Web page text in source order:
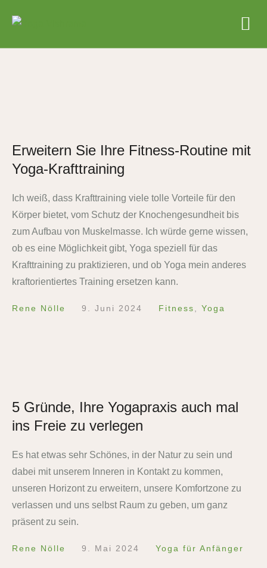
Erweitern Sie Ihre Fitness-Routine mit
Yoga-Krafttraining
Ich weiß, dass Krafttraining viele tolle Vorteile für den
Körper bietet, vom Schutz der Knochengesundheit bis
zum Aufbau von Muskelmasse. Ich würde gerne wissen,
ob es eine Möglichkeit gibt, Yoga speziell für das
Krafttraining zu praktizieren, und ob Yoga mein anderes
kraftorientiertes Training ersetzen kann.
Rene Nölle 9. Juni 2024 Fitness Yoga
5 Gründe, Ihre Yogapraxis auch mal
ins Freie zu verlegen
Es hat etwas sehr Schönes, in der Natur zu sein und
dabei mit unserem Inneren in Kontakt zu kommen,
unseren Horizont zu erweitern, unsere Komfortzone zu
verlassen und uns selbst Raum zu geben, um ganz
präsent zu sein.
Rene Nölle 9. Mai 2024 Yoga für Anfänger